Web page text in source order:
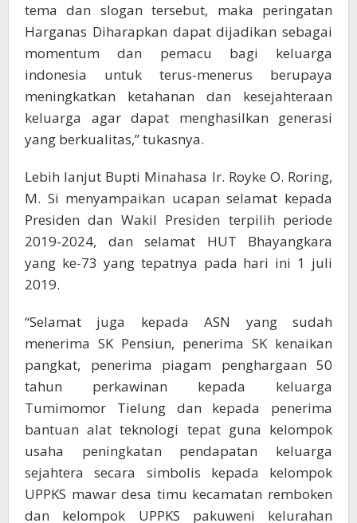
tema dan slogan tersebut, maka peringatan
Harganas Diharapkan dapat dijadikan sebagai
momentum dan pemacu bagi keluarga
indonesia untuk terus-menerus berupaya
meningkatkan ketahanan dan kesejahteraan
keluarga agar dapat menghasilkan generasi
yang berkualitas,” tukasnya.
Lebih lanjut Bupti Minahasa Ir. Royke O. Roring,
M. Si menyampaikan ucapan selamat kepada
Presiden dan Wakil Presiden terpilih periode
2019-2024, dan selamat HUT Bhayangkara
yang ke-73 yang tepatnya pada hari ini 1 juli
2019.
“Selamat juga kepada ASN yang sudah
menerima SK Pensiun, penerima SK kenaikan
pangkat, penerima piagam penghargaan 50
tahun perkawinan kepada keluarga
Tumimomor Tielung dan kepada penerima
bantuan alat teknologi tepat guna kelompok
usaha peningkatan pendapatan keluarga
sejahtera secara simbolis kepada kelompok
UPPKS mawar desa timu kecamatan remboken
dan kelompok UPPKS pakuweni kelurahan